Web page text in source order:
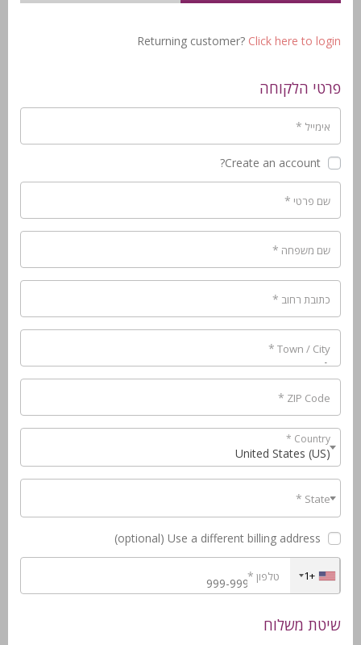
Returning customer? Click here to login
פרטי הלקוחה
אימייל *
Create an account?
שם פרטי *
שם משפחה *
כתובת רחוב *
Town / City
*
ZIP Code
*
Country
*
United States (US)
State
*
New York
Use a different billing address
(optional)
טלפון * +1
שיטת משלוח